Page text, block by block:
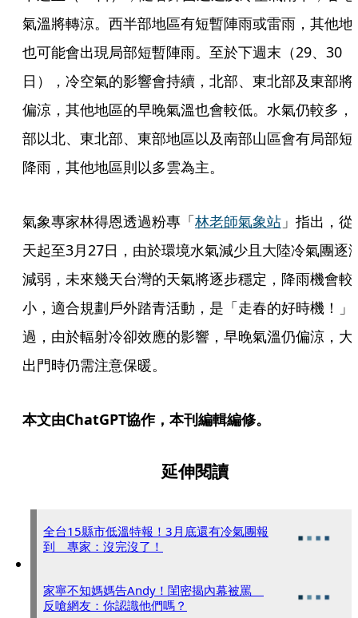
氣溫將轉涼。西半部地區有短暫陣雨或雷雨，其他地
也可能會出現局部短暫陣雨。至於下週末（29、30
日），冷空氣的影響會持續，北部、東北部及東部將
偏涼，其他地區的早晚氣溫也會較低。水氣仍較多，
部以北、東北部、東部地區以及南部山區會有局部短
降雨，其他地區則以多雲為主。
氣象專家林得恩透過粉專「林老師氣象站 」指出，從
天起至3月27日，由於環境水氣減少且大陸冷氣團逐
減弱，未來幾天台灣的天氣將逐步穩定，降雨機會較
小，適合規劃戶外踏青活動，是「走春的好時機！」
過，由於輻射冷卻效應的影響，早晚氣溫仍偏涼，大
出門時仍需注意保暖。
本文由ChatGPT協作，本刊編輯編修。
延伸閱讀
全台15縣市低溫特報！3月底還有冷氣團報
到 專家：沒完沒了！
家寧不知媽媽告Andy！閨密揭內幕被罵
反嗆網友：你認識他們嗎？